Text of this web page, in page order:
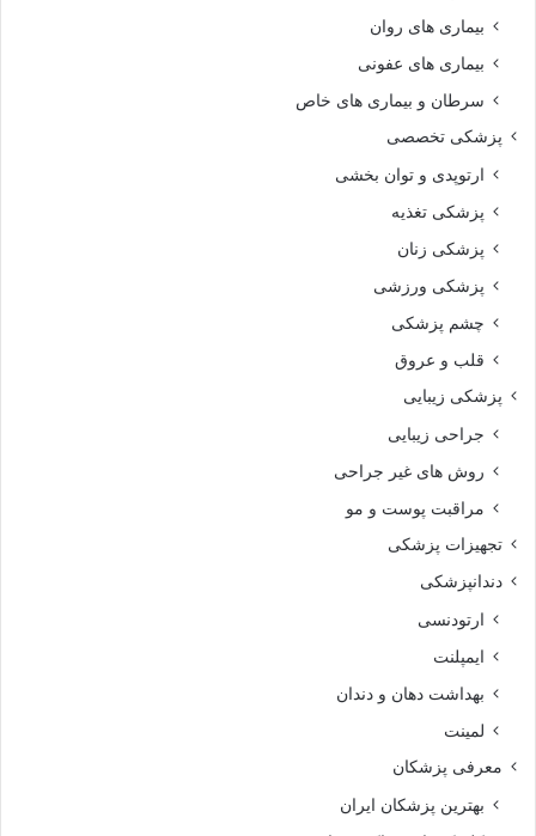
بیماری های روان‌
بیماری های عفونی
سرطان و بیماری های خاص
پزشکی تخصصی
ارتوپدی و توان بخشی
پزشکی تغذیه
پزشکی زنان
پزشکی ورزشی
چشم پزشکی
قلب و عروق
پزشکی زیبایی
جراحی زیبایی
روش های غیر جراحی
مراقبت پوست و مو
تجهیزات پزشکی
دندانپزشکی
ارتودنسی
ایمپلنت
بهداشت دهان و دندان
لمینت
معرفی پزشکان
بهترین پزشکان ایران